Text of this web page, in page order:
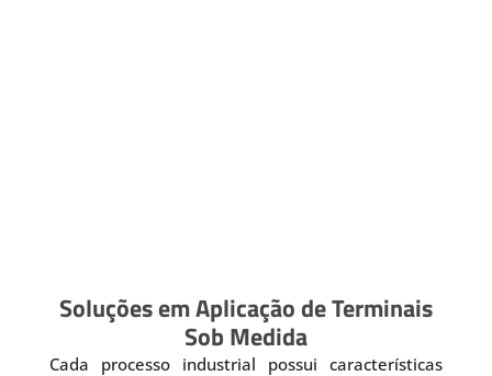
Soluções em Aplicação de Terminais
Sob Medida
Cada processo industrial possui características